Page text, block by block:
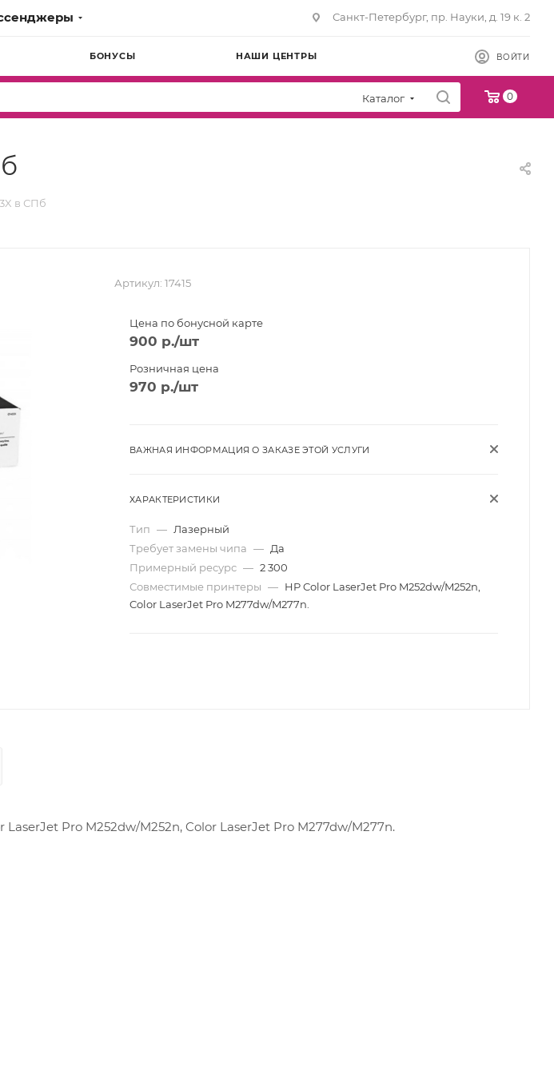
Санкт-Петербург, пр. Науки, д. 19 к. 2
БОНУСЫ НАШИ ЦЕНТРЫ ВОЙТИ
Каталог 0
в СПб
Артикул: 17415
Цена по бонусной карте
900 р./шт
Розничная цена
970 р./шт
ВАЖНАЯ ИНФОРМАЦИЯ О ЗАКАЗЕ ЭТОЙ УСЛУГИ
ХАРАКТЕРИСТИКИ
Тип — Лазерный
Требует замены чипа — Да
Примерный ресурс — 2 300
Совместимые принтеры — HP Color LaserJet Pro M252dw/M252n,
Color LaserJet Pro M277dw/M277n.
Pro M252dw/M252n, Color LaserJet Pro M277dw/M277n.